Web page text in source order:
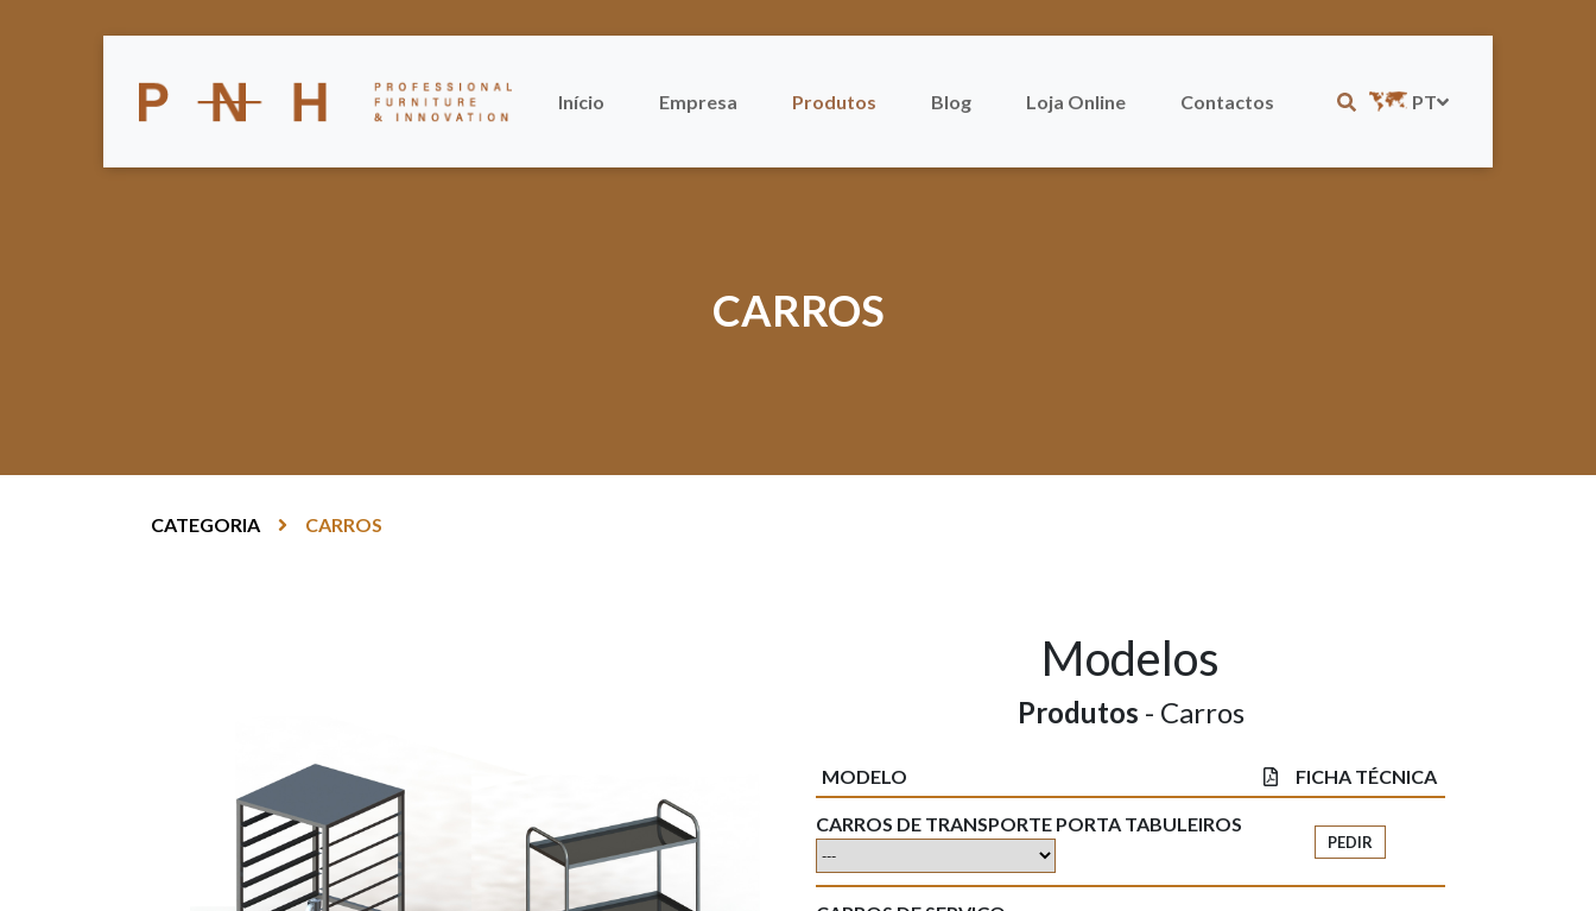
Início Empresa Produtos Blog Loja Online Contactos PT
CARROS
CATEGORIA CARROS
Modelos
Produtos - Carros
MODELO FICHA TÉCNICA
CARROS DE TRANSPORTE PORTA TABULEIROS
PEDIR